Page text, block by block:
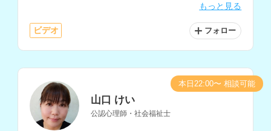
もっと見る
ビデオ フォロー
山口 けい
公認心理師・社会福祉士
本日22:00〜 相談可能